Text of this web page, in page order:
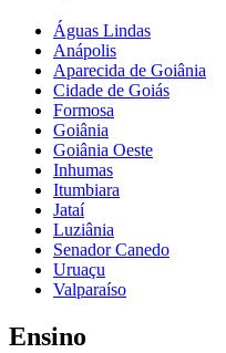
Águas Lindas
Anápolis
Aparecida de Goiânia
Cidade de Goiás
Formosa
Goiânia
Goiânia Oeste
Inhumas
Itumbiara
Jataí
Luziânia
Senador Canedo
Uruaçu
Valparaíso
Ensino